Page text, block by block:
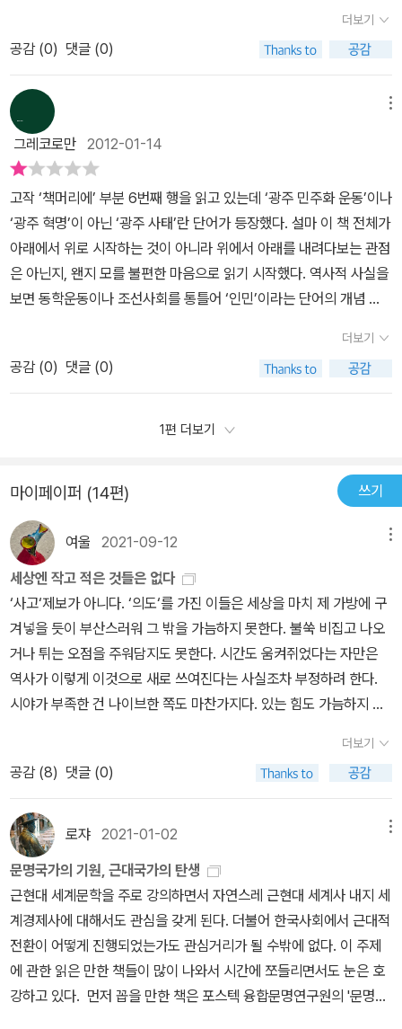
인 권력에서 자유로울 수 없는 ‘개인’에서 출발하는 연구들이 쏟아지
기를 희망합니다.
떻게 시작되었는가, 를 파악하겠다는데 서구의 이론이 적용되지 않으
사회과학이 찢어놓은 한국 사회를 제대로 분석해내겠다는 논지는 처
음부터 내부에 오류를 안고 있었던 것입니다. 그렇다면 한국 사회는
어떻게 분석되어지는 게 옳을까요? 물론 이렇게 비판을 한다고 해서
용해야 한다는 것은 아닙니다. 내부에 속해 있는 사람은 외부를 보지
못하는 법이며, 좀 더 자세히 수학적으로 부연한다면 A와 B라는 두
집합이 있고, 집합 사이에 B는 A라는 집합의 부분집합이라는 과계가
있다고 할 때, B로 A의 모든 면을 판단하는 것은 그르다고 할 수 있겠
지요. 마찬가지로 이미 15세기부터 19세기에 이르기까지 당시 조선
이라는 집합에 포함되어있는 유교라는 집합을 가지고 조선을 분석하
기에는 무리가 있습니다. 그러면 어떻게 해야 될까요? 답은 두 가지
라에서 백성들이 어떻게 근대의 인민으로 탄생하는가, 라는 질문에
서양산 사회과학적 이론들처럼 위에서 아래로 내려다보는 이론이어
서는 안 되며 조선의 유교처럼 내부에 이미 속해있던 틀도 안 됩니다.
그런데 여기서 주의할 점은 어느 틀이든 소위 말하는 서양산 학문의
영향을 아예 안 받을 수는 없다는 것입니다. 우리의 근대화, 혹은 현대
화는 일종의 서양화, 와 동일시 된지 오래며, 이런 현상은 우리뿐만 아
니라 주변 대부분의 국가에서 모두 일어나는 현상이기 때문입니다.
그렇다면 주변 국가들의 예를 끌어들여오면서 동등한 위치에서 비교
하는 것이 그나마 최상의 방법으로 여겨집니다. 이 책의 중간부분에
보면 베트남이나 일본을 비교대상으로 가져와서 함께 분석하는 부분
이 있지만 아쉽게도 그 부분에 그치고 맙니다. 그러고보면 사실 정말
이 책에서 필요한 근본적인 것은 ‘무엇이 근대인가?’ 라는 질문에 먼
저 엄밀히 대답을 하는 것입니다. 이미 ‘근대’ 라는 개념을 서양에서
요. 뿌리깊은 나무, 를 앞서 언급하였지요. 세종이 말했습니다. 백성은
지고 또 지겠지만 문자가 가진 지혜와 더불어 싸워나갈 것이라고. 제
가 이 글의 앞부분에서 이야기했던가요, 저 대사 안에 이 책의 모든 내
용이 다 포괄되어 있는 것으로 여겨진다고 말입니다. 저 대사야말로
근대가 어떤 것인지, 그리고 근대를 살아가는 인민이 어떤 존재인지
잘 보여주는 것이라 하겠습니다. 우리가 살았던, 그리고 살아가고 있
는 근대는, 그리고 현대는 하버마스의 공론장 개념 등과 같은 어려운
말은 모두 옆으로 제쳐두고, 우리가 우리의 말과 함께 편지든, 블로그
화 할 수 있도록 구성하는 것이 좋지 않았을까. 이처럼 책을 읽고 나
서 몇 가지 아쉬움이 남긴 했지만, 저자의 문제의식과 지적 성실성에
는 아낌없는 박수를 보내고 싶다. 이러한 연구의 누적이 우리의 지적
토양을 탄탄하게 다지는 밑거름이 될 것이라 생각하기 때문이다. 시
민의 탄생을 통해 근대의 전개 양상을 고찰할 것이라는 후속 연구도
기꺼이 읽어볼 생각이다.
다. 다시 말해, 이 책은 새로운 사실의 발견이라는 점에서 희열을 주기
보다는 이미 알고 있는 피타고라스 정식의 자세한 주해서를 보는 듯
한 지루함이 생긴다.그리고, 차라리 과감하게 역사적 인용들을 줄이
고 2권의 내용을 합쳐서 한번에 내는 것이 타당했다. 솔직히 말하면,
현재의 문제를 해명하는데 1권에서 내놓고 있는 주요한 주장과 역사
적 사실들이 전혀 도움이 되지 못한다는 점이다. (물론, 우리나라의
과도한 교육열이 조선시대부터 이어져온 지식국가로서의 특징 때문
이라고 말하는 저자의 관점에서 보자면, 굳이 연결점을 찾을 수 있을
지 모르지만)또한 문헌상의 한계이긴 하지만, 구한말의 시대상황에
대해 외국인이 쓴 기행문을 근거로 서술한다는 것은 방법론적으로 봤
을 때 납득이 가지 않는다. 왜냐면 본인은 외국 유학파 출신으로서 나
름대로 '우리 땅에서 학문하기'라는 화두를 머리글에서 던지고 있기
때문이다. 그런데 정확하더라도 객관성을 보장할 수 없는 기행문을
바탕으로 논지를 이끌어 간다는 점은, 쉽게 납득되지 않는다.4.결론
다. 하지만, 저자의 관점, 즉 아래의 인용문과 같이 세대와 세대의 관
평이 열리지도 않을 뿐더러, 현재를 살아가는 '교양없는 시민'들에게
씨알도 안 먹힐 것이라는 말을 학 싶다. 1970년대 세대가 자부심을
갖고 행했던 과거와의 단절, 못한 아비 죽이기의 대가는 혹독했다. (1
9쪽)[끝]
다. '아무래도 이 책은 다수 대중을 위한 책은 아니군'이라는 생각이
들긴 했다. 그래서 이렇게 역사학자도 막 까고 그럴수 있는 것일지도
모르겠다. 아무리 '간학문(間學文)'의 시대라고는 해도 절대적으로
가장 올바른 학문적 방법론이란 존재할 수 없다. 그렇기에 역사학자
들의 방법론도, 사회과학자들의 방법론도, 다 장단점을 가지고 있고
어느것이 특히 더 옳다고 말할 수 없고 그저 상호보완적인 관계라고
생각하는 것이 가장 낫다고 생각한다. 저자는 지금까지 근대성에 대
한 역사학자들의 연구가 '근대 만들기'라는 식으로 비판하는데, 나는
저자의 연구도 그로부터 크게 벗어나지 못한다고 느꼈다. 그가 이 책
에서 해내려고 한 것은 조선시대의 여러 정치적 사회적 경제적 모습
으로부터 서양의 사회과학이 만들어낸 여러 용어들을 붙이고 체계화
하려고 한 것인데, 이것도 일종의 '사회과학적 근대 만들기' 아닐까.
는 새로운 시도지만, 지금까지의 연구보다 자신의 연구가 가장 낫다
고는 말할 수 없다는 생각이 든다... '민족 만들기' 즉, 민족주의에 대한
비판도 충분히 받아들일 수 있는 것이긴 하지만, 그런 민족이 '제조'될
수밖에 없었던 한국의 당시 상황에 대한 고려가 들어갔더라면 더 나
사학파의 주장을 떠올렸다면, 그건 내가 너무 민감한 탓일지도 모르
겠다. 아무래도 나 자신이 역사학도라서 그런지 역사학자들을 깎아내
리는 말에 지나치게 방어적인 생각을 했는지도 모르겠다. 내 의견이
불완전하다는 것은 알지만, 그런 만큼 저자의 의견도 불완전하다는
것을 지적하고 싶었던 것 같다.
의미 있는 내용인가 묻는다면 고개를 끄덕일 수 있다. 일단 자신이 말
하고자 하는 바를 누구나 알아들을 수 있는 수준으로 쉽게 설명하고
이지 않도록 최대한 이야기를 부드럽게 잇고 있다는 느낌이 든다. 서
론과 결론을 적당한 분량으로 구성하여 연구 목적과 결과를 명백하게
밝히는 것도 낯선 내용을 이해하는 사람들에게 도움이 될 것이다. 다
만 조선의 백성이 현대의 시민으로 어떻게 성장했는지 그 답을 찾
는 것은 이 한 권의 책으로는 불가능하다. 그 포괄적인 질문에 대한 답
을 위해서는 시간이 필요할 것으로 보인다. 후속 연구에서는 평민 담
론장이 새로운 지식 체계를 만들어내는 상황부터 '인민의 탄생'을 이
어갈 것이라고 한다. (1) p.374~375해방 후 많은 역사학작들이 근
대의 맹아를 찾아냈고, 보부상의 활동에 주목하여 상업의 발달과 시
괴를, 민중사에서는 민이 역사의 전면에 등장하는 민란을 근대의 계
끼로 보았으며, 정치사에서는 민국 이념을 새롭게 해석하고 통치 원
칙을 수정하려 했던 군주의 시도와 제도 개혁을 강조했다. 사상사 분
일대 전환을 괴했던 실학을 근대 찾기의 전면에 위치시켰고, '근대는
표상으로 정립했다. 내재적 발전의 요인들을 찾아내려는 이런 시도들
은 방법론적, 인식론적 관점에서 많은 비판을 받기는 했지만, 후세의
연구자들에게 과거 식민 유산으로부터 어느 정도 자유로울 수 있는
공간을 부여해 주고 나아가서는 제국주의와 대등한 입장에서 비교론
적 연구를 해 나갈 수 있는 단단한 교두보를 만들어 주었다. 근대 찾기
에 나섰던 연구자들의 소중한 공헌에도 불구하고, 그들이 발견한 요
인들은 조선 사회를 500년 동안 유지 존속시켜 왔던 가장 중요한 골
격의 한 단면이나 부분을 언급한 것에 그치고 있다는 느낌을 떨칠 수
없다. (2) p.378~379지식 권력이 독점 권력으로 바뀌는 것, 권력에
가 되는 기회가 차단된 것은 모두 조선의 지식 사회적 본질을 바꾸는
가장 중요한 동인이었다. 지식-권력의 일체화라는 중세적 요건, 또는
'조선은 곧 지식 사회'라는 등식을 떠받친 원리가 와해되는 틈새로 종
교, 문예, 정치 영역에서 형성되고 있었던 '평민 담론장'이 고개를 들
었다. 역으로 지식인 공론장 내지 양반 공론장은 분열되기 시작했다.
(중략) 1860년 최제우가 창시한 동학에 와서야 비로소 인민의 위상
변화와 천부적 권리가 평등주의적 세계관에 표명될 수 있었다. 양반
공론장에는 이보다 조금 늦게 1880년대 개화파에 의해 천부인권설
이 유입되었다.
지배 계급과 인민 대중으로 구성된다. 조선의 역사는 군주와 사대부
로 구성된 지배 집단의 역사였으며, 그 속의 인민은 통치 권력에 의해,
통치 권력 위한 피조물일 뿐이었다. 착취와 억압의 대상이었으며, 권
력의 정당화를 위한 객체로서 수동적이고 순종적이었던 인민이 스스
로를 각성하고, 독자적 주체로 나아가는 과정은 시민사회로의 발돋음
이며, 그는 바로 조선의 근대화로 이어지기 때문이다.유교는 조선사
회에서 오랫동안 종교였고, 사회의 조직 원리였으며, 교육과 문화의
핵심 가치였다. 뿐만아니라 근대를 통해 개화되고 진화된 한국 사회
에서도 유교의 전통은 여전히 곳곳에서 가쁜 숨을 몰아쉬며 그 생명
이 유지되고 있고, 이에 조선의 경제사와 사회사, 정치사, 문화사를 연
결해 조선을 총체적으로 조망해 보는 것은 한국의 현 사회를 해석하
는데 반드시 필요한 일이라고 저자는 설명한다. 백성은 나라의 근본
이라는 '민유방본'을 통치 철학의 명분으로 삼고있음에도 조선의 성리
학적 우주관과 조상 숭배를 결부시킨 종교적 의례와, 신분 직역과 부
되어 왔다. 이러한 통치 철학을 더욱 공고히 하기 위해 세종대왕은 훈
었다하더라도 언문은 인민으로 하여금 지배계급의 세계관을 습득하
는 동시에 한편으로는 주체적으로 자신을 들여다 보는 계기를 마련하
게 되었다. 또한 언문은 유교의 세계관을 벗어나, 신 앞에 만인의 평등
을 주장하는 천주교에 수많은 인민들이 순교하는 계기를 마련하는 기
제가 되기도 하였다. 천주교는 명시적으로는 유교의 사상을 거부한
것이 아니었지만 천주교 신자가 되는 자체가 유교적 통치 이념의 기
반에 저항하는 것이었다. 때문에 조선은 세계에서 유례를 찾아보기
힘들 정도의 천주교도 탄압을 자행했다.언문은 순종적이고 수동적이
기만 하던 인민이 사회적 비판 의식으로 무장하는데 추동력이 된 것
이다. 세종대왕이 미련한 백성을 위해 한글을 창제했다는 표면적인
주장은 결과론적으로 증명이 된 것이라고 봐도 좋지 않을까.개인의
에 모인 주체들은 실천 과정을 통해 점차로 시민사회를 형성하게 된
것이다. 이것이 바로 조선 근대화의 핵심이며, 이는 조선뿐만이 아닌
세계 모든 국가들에 공통적으로 통용되는 근대화의 출발이다. 즉 통
치 대상으로서의 인민이 아닌 주체로서의 인민, 근대적 인민이 탄생
하게 되는 것이다. 그후 사회적 상상의 인민, 저항하는 인민은 어떻게
되었는가. 그들은 욕망하는 주체인 개인이 됨으로써 체제와 권력으로
부터 해방이 되었는가. 나는 이 지점에서 그다지 명쾌하게 그렇다는
대답을 할 수 없다. 여전히 권력의 통치 철학은 교육과 미디어를 통해
재생산되고 있으며, 생각하는 인민은 생각조차도 권력에 조정당하는
더보기
공감 (0) 댓글 (0)
그레코로만 2012-01-14
고작 ‘책머리에’ 부분 6번째 행을 읽고 있는데 ‘광주 민주화 운동’이나
‘광주 혁명’이 아닌 ‘광주 사태’란 단어가 등장했다. 설마 이 책 전체가
아래에서 위로 시작하는 것이 아니라 위에서 아래를 내려다보는 관점
은 아닌지, 왠지 모를 불편한 마음으로 읽기 시작했다. 역사적 사실을
보면 동학운동이나 조선사회를 통틀어 ‘인민’이라는 단어의 개념 ―
한 개념 역시 ― 이나 지식은 희박했으며 그것조차 인식하지 못한 상
태나 마찬가지였다. 과연 저자는 ‘인민의 탄생’에 대해 올바르고 적확
하게 통찰하고 있는가? 그런데 이에 앞서『인민의 탄생』은 개념의 공
허한 동어반복과, 진실과 사실에 있어서 독자를 오도하는 부분도 많
띄게 좋아 보이지 않는 점이다……. 담론과 공론에 있어 언문의 역할
을 되짚어보고 기존의 서양산(産) 사회과학과 서양식 잣대를 벗고서
조선사를 조망하고 있다고는 하지만, 독자의 입장으로서는 그렇지만
도 않은 것처럼 보인다. 처음 언급했듯이 위에서 아래를 ― 혹은 기득
권의 입장에서 ― 내려다보는 시각이 농후하기 때문이다. 한마디로
내가 이 책에 대해 자그마한 평가를 내린다면, 굴절된 프레임으로 이
세계를 보고 있는 것은 아닌가, 하는 것이다. 그러므로 공론장에서의
인민(의 탄생)이란 피라미드 꼭대기의 몰락과 붕괴에서 기인했다고
해야 맞는 말일 거다. 그런데 이 불가능한 합의가 ‘위’가 아닌 ‘아래’에
원인이 있다고 하기에 나는 이것이 관념적으로든 뭐든 어긋났다고 본
고 생각할 줄 아는 새로운 인민이 출현했다고 적고 있다. 그러면서 동
시에, 우리 사회에 있어서 공론장과 합의의 결함 및 결핍은 교양시민
이 부재했기 때문이란다. 한마디로 한국 사회는 사회적 합의를 주도
할 교양시민이 없어 마침내 공론장에 균열이 생겼다는 것이다. 이『인
민의 탄생』은 참 잘 만들어졌다. 몹시도 많은 사회 과학자들을 끌어오
고 올바르지 못한 서구식 잣대를 들이밀고 있기 때문이다. 이런 느낌
을 강하게 받고 있을 무렵 저자가 일간지와 인터뷰한 기사를 읽었다.
그런데 뭐라고? “SNS가 대안 공론장이 되기엔 아직 이르다. 여과기
능 없는 온라인 공간의 대화는 개화기 인민들이 소문을 공유하는 과
정에서 소문에 살을 붙이고 극적 요소를 보탠 것 같은 현상일 뿐이며
자기검열의 과정을 겪도록 내버려 두어야 한다”고? 나는 한국 사회를
더보기
공감 (0) 댓글 (0)
1편 더보기
마이페이퍼 (14편) 쓰기
여울 2021-09-12
세상엔 작고 적은 것들은 없다
‘사고‘제보가 아니다. ‘의도‘를 가진 이들은 세상을 마치 제 가방에 구
겨넣을 듯이 부산스러워 그 밖을 가늠하지 못한다. 불쑥 비집고 나오
거나 튀는 오점을 주워담지도 못한다. 시간도 움켜쥐었다는 자만은
역사가 이렇게 이것으로 새로 쓰여진다는 사실조차 부정하려 한다.
시야가 부족한 건 나이브한 쪽도 마찬가지다. 있는 힘도 가늠하지 못
시야. 연루의 자장.발.1.주말 의도치 않게 버전 업을 하게 된다. 짐들도
정리하고 또 다른 호흡을 가늠해본다. 2. 인근 대학 송교수가 비전임
교수에게 직장내괴롭힘으로 언론에 오르내린다. 갑질은 안개같다. 이
렇게 사고처리가 형식적 반성이나 교통과태료식의 처벌을 받고나서
도 안개 속에 잠길 것이다. 아마 그의 시야엔 힘과 권력의 에스컬레이
터만 안개 밖에 드러날 지도 모르겠다. 그 밖의 우수마발은 들어있는
걸까. 그의 책들을 작게 꼼지락거리는 것들에 대한 체험들이 들어있
지 않다. 원근법만 추상으로 대상을 가늠한다. 그가 말하는 인문은 대
체 어떤 것일까. 늘 아무 것도 아닌 돌부리에 넘어질 때 깨닫는 편이
빠르다. 삶은 늘 추체험의 강도로 펼쳐진다. 백면서생은 늘 깨우칠 기
회는 널려있다. 그 강한 욕망들은 늘 작고 적은 것들을 등에나 가시처
더보기
공감 (8) 댓글 (0)
로쟈 2021-01-02
문명국가의 기원, 근대국가의 탄생
근현대 세계문학을 주로 강의하면서 자연스레 근현대 세계사 내지 세
계경제사에 대해서도 관심을 갖게 된다. 더불어 한국사회에서 근대적
전환이 어떻게 진행되었는가도 관심거리가 될 수밖에 없다. 이 주제
에 관한 읽은 만한 책들이 많이 나와서 시간에 쪼들리면서도 눈은 호
강하고 있다. 먼저 꼽을 만한 책은 포스텍 융합문명연구원의 '문명학